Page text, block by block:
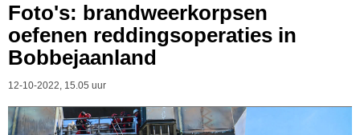
Foto's: brandweerkorpsen
oefenen reddingsoperaties in
Bobbejaanland
12-10-2022, 15.05 uur